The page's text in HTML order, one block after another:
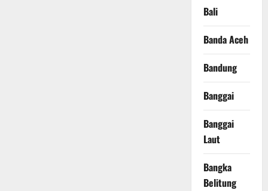
Bali
Banda Aceh
Bandung
Banggai
Banggai
Laut
Bangka
Belitung